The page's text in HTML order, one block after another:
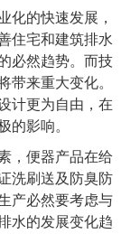
的快速发展，
住宅和建筑排水
必然趋势。而技
带来重大变化。
计更为自由，在
的影响。
，便器产品在给
洗刷送及防臭防
产必然要考虑与
水的发展变化趋